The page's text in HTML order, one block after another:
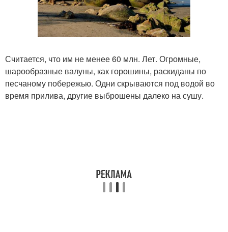
Считается, что им не менее 60 млн. Лет. Огромные,
шарообразные валуны, как горошины, раскиданы по
песчаному побережью. Одни скрываются под водой во
время прилива, другие выброшены далеко на сушу.